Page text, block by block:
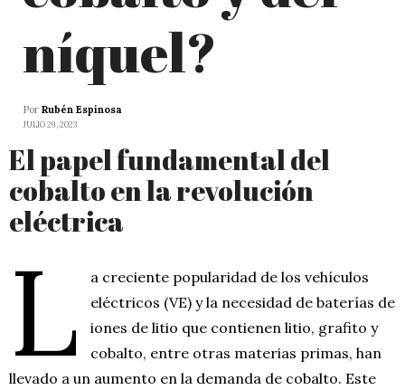
níquel?
Por Rubén Espinosa
JULIO 29, 2023
El papel fundamental del
cobalto en la revolución
eléctrica
L
a creciente popularidad de los vehículos
eléctricos (VE) y la necesidad de baterías de
iones de litio que contienen litio, grafito y
cobalto, entre otras materias primas, han
llevado a un aumento en la demanda de cobalto. Este